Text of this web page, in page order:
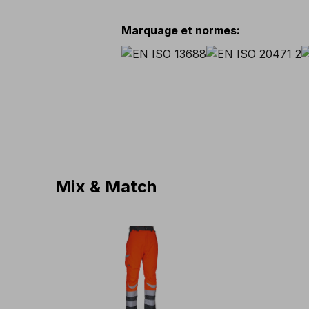
Marquage et normes:
Mix & Match